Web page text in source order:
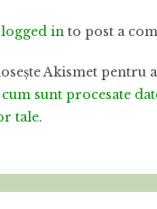
logged in to post a
Akismet pentru
sunt procesate
tale.